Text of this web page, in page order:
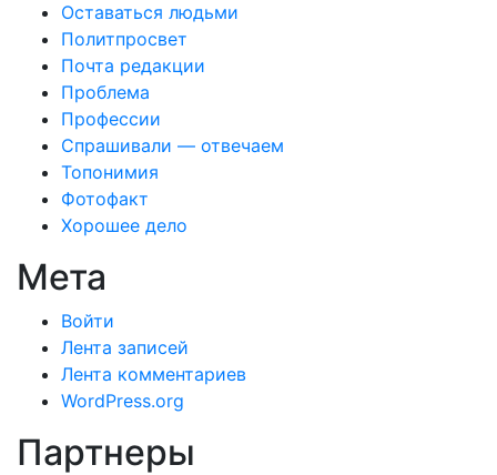
Оставаться людьми
Политпросвет
Почта редакции
Проблема
Профессии
Спрашивали — отвечаем
Топонимия
Фотофакт
Хорошее дело
Мета
Войти
Лента записей
Лента комментариев
WordPress.org
Партнеры